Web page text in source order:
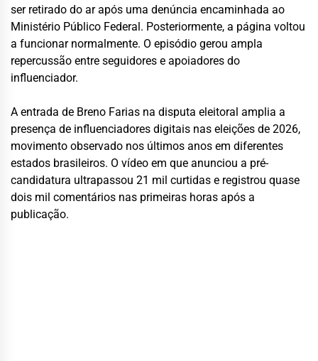
ser retirado do ar após uma denúncia encaminhada ao
Ministério Público Federal. Posteriormente, a página voltou
a funcionar normalmente. O episódio gerou ampla
repercussão entre seguidores e apoiadores do
influenciador.
A entrada de Breno Farias na disputa eleitoral amplia a
presença de influenciadores digitais nas eleições de 2026,
movimento observado nos últimos anos em diferentes
estados brasileiros. O vídeo em que anunciou a pré-
candidatura ultrapassou 21 mil curtidas e registrou quase
dois mil comentários nas primeiras horas após a
publicação.